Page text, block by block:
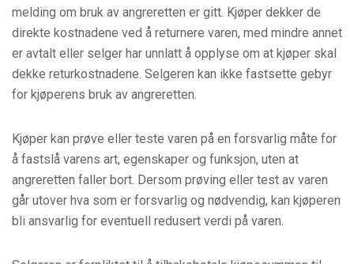
melding om bruk av angreretten er gitt. Kjøper dekker de
direkte kostnadene ved å returnere varen, med mindre annet
er avtalt eller selger har unnlatt å opplyse om at kjøper skal
dekke returkostnadene. Selgeren kan ikke fastsette gebyr
for kjøperens bruk av angreretten.
Kjøper kan prøve eller teste varen på en forsvarlig måte for
å fastslå varens art, egenskaper og funksjon, uten at
angreretten faller bort. Dersom prøving eller test av varen
går utover hva som er forsvarlig og nødvendig, kan kjøperen
bli ansvarlig for eventuell redusert verdi på varen.